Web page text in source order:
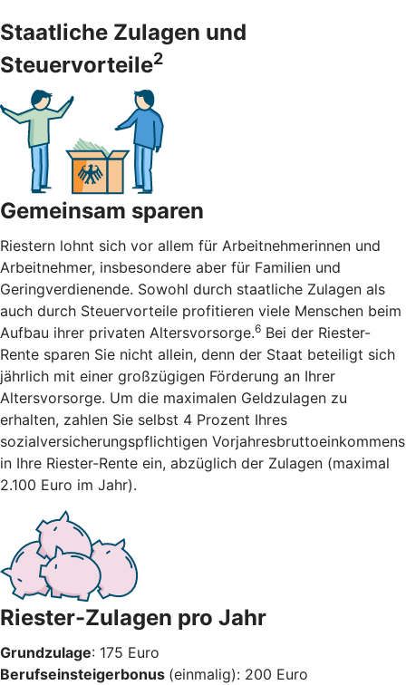
Staatliche Zulagen und
Steuervorteile2
Gemeinsam sparen
Riestern lohnt sich vor allem für Arbeitnehmerinnen und
Arbeitnehmer, insbesondere aber für Familien und
Geringverdienende. Sowohl durch staatliche Zulagen als
auch durch Steuervorteile profitieren viele Menschen beim
Aufbau ihrer privaten Altersvorsorge.6 Bei der Riester-
Rente sparen Sie nicht allein, denn der Staat beteiligt sich
jährlich mit einer großzügigen Förderung an Ihrer
Altersvorsorge. Um die maximalen Geldzulagen zu
erhalten, zahlen Sie selbst 4 Prozent Ihres
sozialversicherungspflichtigen Vorjahresbruttoeinkommens
in Ihre Riester-Rente ein, abzüglich der Zulagen (maximal
2.100 Euro im Jahr).
Riester-Zulagen pro Jahr
Grundzulage: 175 Euro
Berufseinsteigerbonus (einmalig): 200 Euro